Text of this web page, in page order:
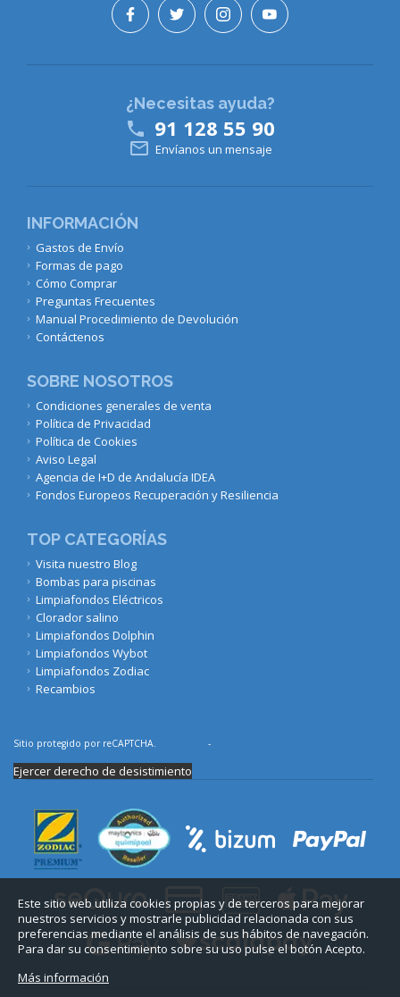
INFORMACIÓN
Gastos de Envío
Formas de pago
Cómo Comprar
Preguntas Frecuentes
Manual Procedimiento de Devolución
Contáctenos
SOBRE NOSOTROS
Condiciones generales de venta
Política de Privacidad
Política de Cookies
Aviso Legal
Agencia de I+D de Andalucía IDEA
Fondos Europeos Recuperación y Resiliencia
TOP CATEGORÍAS
Visita nuestro Blog
Bombas para piscinas
Limpiafondos Eléctricos
Clorador salino
Limpiafondos Dolphin
Limpiafondos Wybot
Limpiafondos Zodiac
Recambios
¿Necesitas ayuda?
 91 128 55 90
 Envíanos un mensaje
Este sitio web utiliza cookies propias y de terceros para mejorar
nuestros servicios y mostrarle publicidad relacionada con sus
preferencias mediante el análisis de sus hábitos de navegación.
Para dar su consentimiento sobre su uso pulse el botón Acepto.
Más información
Sitio protegido por reCAPTCHA. -
Ejercer derecho de desistimiento